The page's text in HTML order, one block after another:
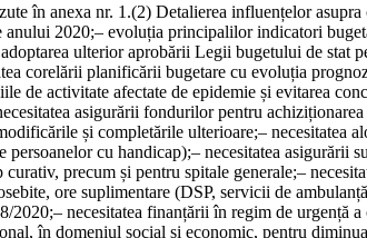
în anexa nr. 1 .(2) Detalierea influențelor
anului 2020;– evoluția principalilor indicatori
adoptarea ulterior aprobării Legii bugetului de stat
corelării planificării bugetare cu evoluția
de activitate afectate de epidemie și evitarea
asigurării fondurilor pentru
și completările ulterioare;– necesitatea
persoanelor cu handicap);– necesitatea asigurării
precum și pentru spitale generale;–
ore suplimentare (DSP, servicii de
2020;– necesitatea finanțării în regim de urgență
în domeniul social și economic, pentru